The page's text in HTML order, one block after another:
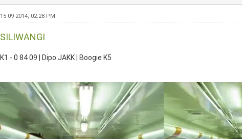
15-09-2014, 02:28 PM
SILIWANGI
K1 - 0 84 09 | Dipo JAKK | Boogie K5